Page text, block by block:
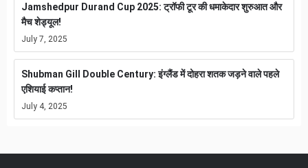
Jamshedpur Durand Cup 2025: ट्रॉफी टूर की धमाकेदार शुरुआत और
मैच शेड्यूल!
July 7, 2025
Shubman Gill Double Century: इंग्लैंड में दोहरा शतक जड़ने वाले पहले
एशियाई कप्तान!
July 4, 2025